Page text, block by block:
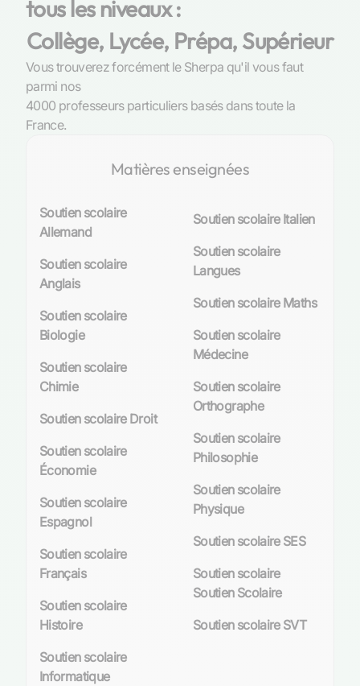
tous les niveaux :
Collège, Lycée, Prépa, Supérieur
Vous trouverez forcément le Sherpa qu'il vous faut
parmi nos
4000 professeurs particuliers basés dans toute la
France.
Matières enseignées
Soutien scolaire
Allemand
Soutien scolaire
Anglais
Soutien scolaire
Biologie
Soutien scolaire
Chimie
Soutien scolaire Droit
Soutien scolaire
Économie
Soutien scolaire
Espagnol
Soutien scolaire
Français
Soutien scolaire
Histoire
Soutien scolaire
Informatique
Soutien scolaire Italien
Soutien scolaire
Langues
Soutien scolaire Maths
Soutien scolaire
Médecine
Soutien scolaire
Orthographe
Soutien scolaire
Philosophie
Soutien scolaire
Physique
Soutien scolaire SES
Soutien scolaire
Soutien Scolaire
Soutien scolaire SVT